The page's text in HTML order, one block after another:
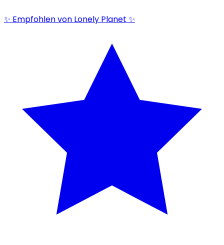
✨ Empfohlen von Lonely Planet ✨